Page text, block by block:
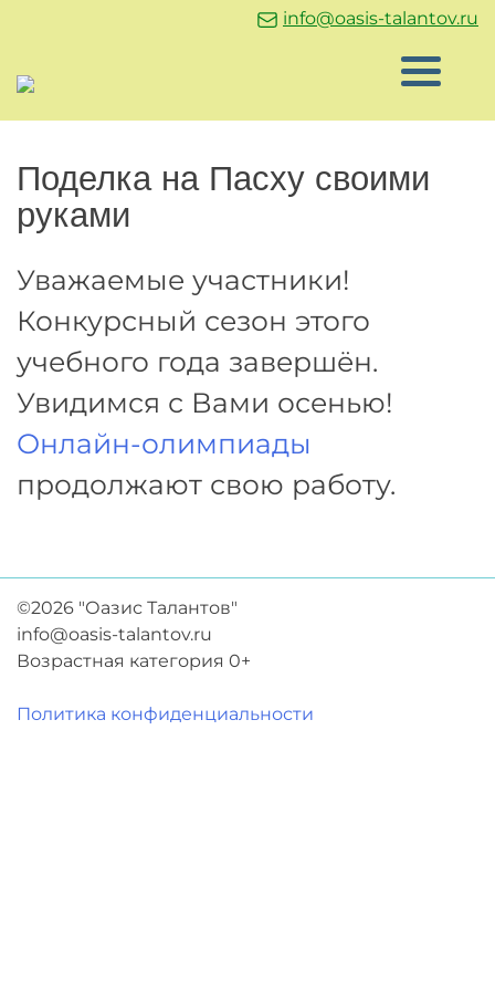
info@oasis-talantov.ru
Поделка на Пасху своими
руками
Уважаемые участники!
Конкурсный сезон этого
учебного года завершён.
Увидимся с Вами осенью!
Онлайн-олимпиады
продолжают свою работу.
©2026 "Оазис Талантов"
info@oasis-talantov.ru
Возрастная категория 0+
Политика конфиденциальности